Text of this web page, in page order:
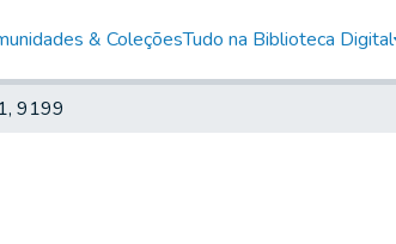
& ColeçõesTudo na Biblioteca Digital
9199